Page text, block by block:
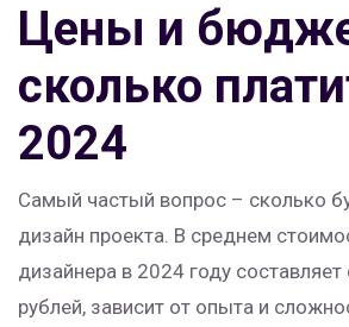
Цены и
сколько
2024
Самый частый вопрос – сколько
дизайн проекта. В среднем
дизайнера в 2024 году
рублей, зависит от опыта и